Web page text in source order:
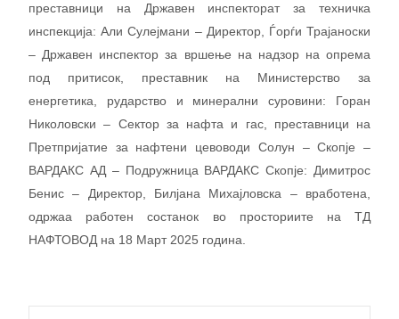
преставници на Државен инспекторат за техничка
инспекција: Али Сулејмани – Директор, Ѓорѓи Трајаноски
– Државен инспектор за вршење на надзор на опрема
под притисок, преставник на Министерство за
енергетика, рударство и минерални суровини: Горан
Николовски – Сектор за нафта и гас, преставници на
Претпријатие за нафтени цевоводи Солун – Скопје –
ВАРДАКС АД – Подружница ВАРДАКС Скопје: Димитрос
Бенис – Директор, Билјана Михајловска – вработена,
одржаа работен состанок во просториите на ТД
НАФТОВОД на 18 Март 2025 година.